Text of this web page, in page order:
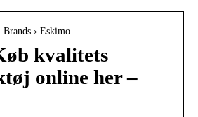
› Eskimo
kvalitets
online her –